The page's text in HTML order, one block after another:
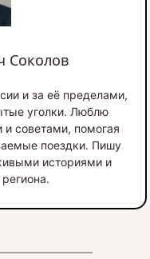
Соколов
и за её пределами,
уголки. Люблю
советами, помогая
поездки. Пишу
историями и